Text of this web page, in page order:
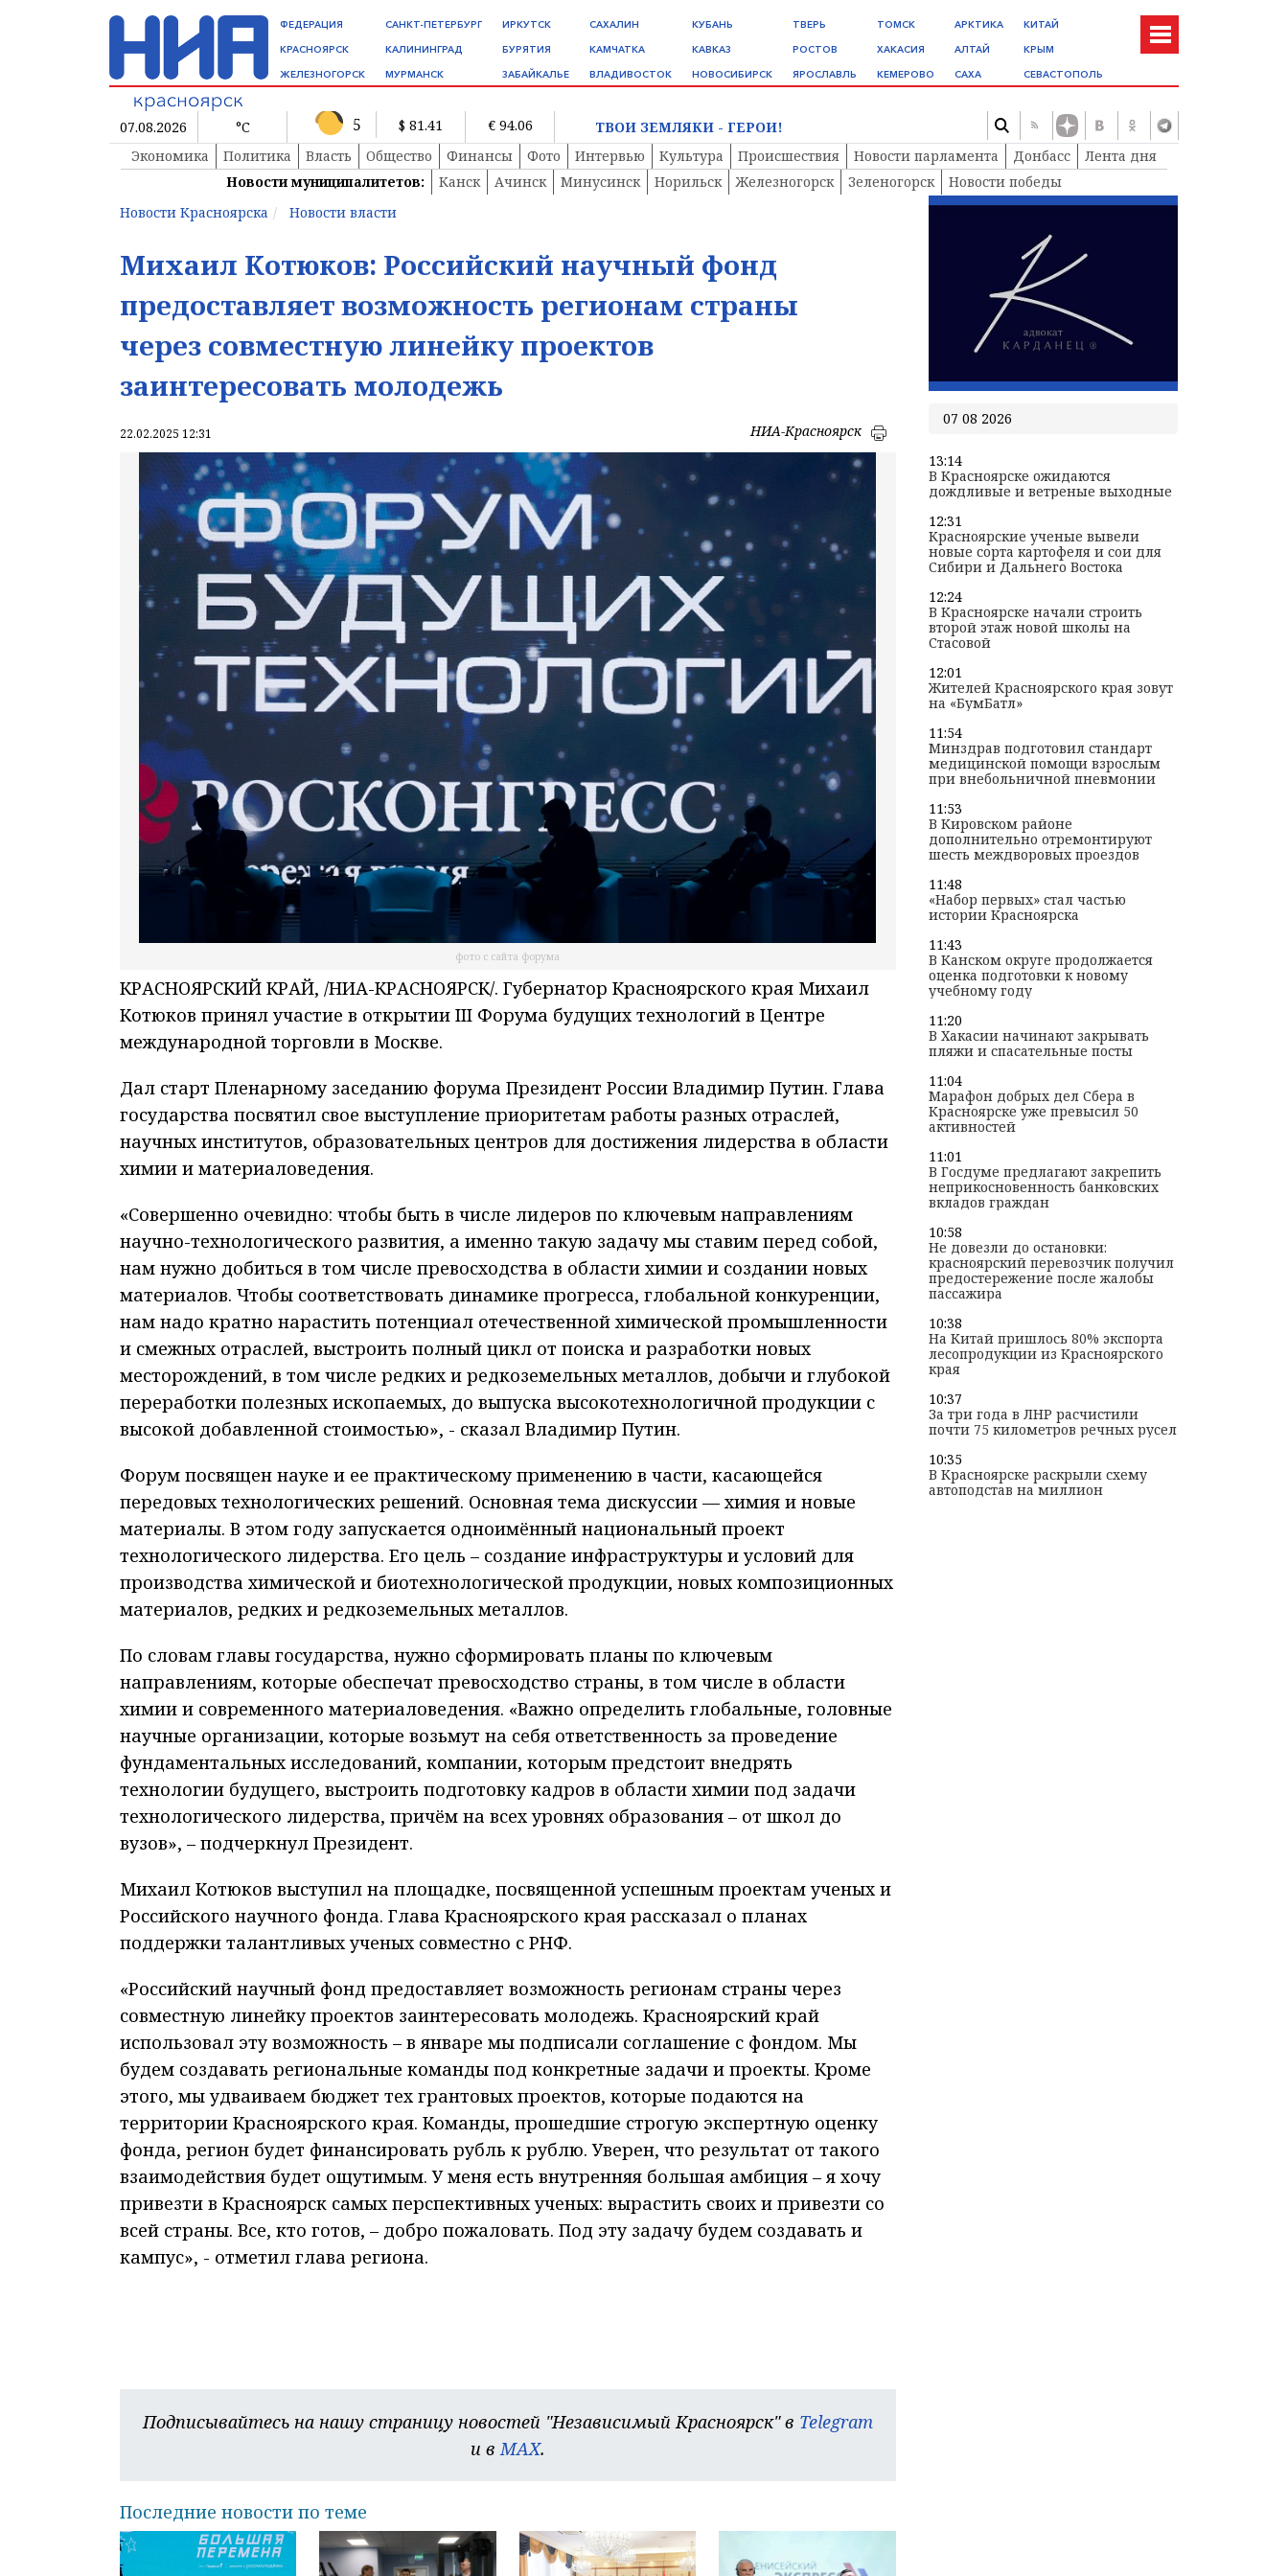
ФЕДЕРАЦИЯ
КРАСНОЯРСК
ЖЕЛЕЗНОГОРСК
САНКТ-ПЕТЕРБУРГ
КАЛИНИНГРАД
МУРМАНСК
ИРКУТСК
БУРЯТИЯ
ЗАБАЙКАЛЬЕ
САХАЛИН
КАМЧАТКА
ВЛАДИВОСТОК
КУБАНЬ
КАВКАЗ
НОВОСИБИРСК
ТВЕРЬ
РОСТОВ
ЯРОСЛАВЛЬ
ТОМСК
ХАКАСИЯ
КЕМЕРОВО
АРКТИКА
АЛТАЙ
САХА
КИТАЙ
КРЫМ
СЕВАСТОПОЛЬ
07.08.2026 °C 5 $ 81.41 € 94.06
ТВОИ ЗЕМЛЯКИ - ГЕРОИ!
Экономика
Политика Власть Общество Финансы Фото Интервью Культура Происшествия Новости парламента Донбасс
Лента дня
Новости муниципалитетов:
Канск Ачинск Минусинск Норильск Железногорск Зеленогорск
Новости победы
Новости Красноярска
Новости власти
Михаил Котюков: Российский научный фонд
предоставляет возможность регионам страны
через совместную линейку проектов
заинтересовать молодежь
22.02.2025 12:31 НИА-Красноярск
фото с сайта форума
КРАСНОЯРСКИЙ КРАЙ, /НИА-КРАСНОЯРСК/. Губернатор Красноярского края Михаил
Котюков принял участие в открытии III Форума будущих технологий в Центре
международной торговли в Москве.
Дал старт Пленарному заседанию форума Президент России Владимир Путин. Глава
государства посвятил свое выступление приоритетам работы разных отраслей,
научных институтов, образовательных центров для достижения лидерства в области
химии и материаловедения.
«Совершенно очевидно: чтобы быть в числе лидеров по ключевым направлениям
научно-технологического развития, а именно такую задачу мы ставим перед собой,
нам нужно добиться в том числе превосходства в области химии и создании новых
материалов. Чтобы соответствовать динамике прогресса, глобальной конкуренции,
нам надо кратно нарастить потенциал отечественной химической промышленности
и смежных отраслей, выстроить полный цикл от поиска и разработки новых
месторождений, в том числе редких и редкоземельных металлов, добычи и глубокой
переработки полезных ископаемых, до выпуска высокотехнологичной продукции с
высокой добавленной стоимостью», - сказал Владимир Путин.
Форум посвящен науке и ее практическому применению в части, касающейся
передовых технологических решений. Основная тема дискуссии — химия и новые
материалы. В этом году запускается одноимённый национальный проект
технологического лидерства. Его цель – создание инфраструктуры и условий для
производства химической и биотехнологической продукции, новых композиционных
материалов, редких и редкоземельных металлов.
По словам главы государства, нужно сформировать планы по ключевым
направлениям, которые обеспечат превосходство страны, в том числе в области
химии и современного материаловедения. «Важно определить глобальные, головные
научные организации, которые возьмут на себя ответственность за проведение
фундаментальных исследований, компании, которым предстоит внедрять
технологии будущего, выстроить подготовку кадров в области химии под задачи
технологического лидерства, причём на всех уровнях образования – от школ до
вузов», – подчеркнул Президент.
Михаил Котюков выступил на площадке, посвященной успешным проектам ученых и
Российского научного фонда. Глава Красноярского края рассказал о планах
поддержки талантливых ученых совместно с РНФ.
«Российский научный фонд предоставляет возможность регионам страны через
совместную линейку проектов заинтересовать молодежь. Красноярский край
использовал эту возможность – в январе мы подписали соглашение с фондом. Мы
будем создавать региональные команды под конкретные задачи и проекты. Кроме
этого, мы удваиваем бюджет тех грантовых проектов, которые подаются на
территории Красноярского края. Команды, прошедшие строгую экспертную оценку
фонда, регион будет финансировать рубль к рублю. Уверен, что результат от такого
взаимодействия будет ощутимым. У меня есть внутренняя большая амбиция – я хочу
привезти в Красноярск самых перспективных ученых: вырастить своих и привезти со
всей страны. Все, кто готов, – добро пожаловать. Под эту задачу будем создавать и
кампус», - отметил глава региона.
Подписывайтесь на нашу страницу новостей "Независимый Красноярск" в Telegram
и вMAX.
Последние новости по теме
07 08 2026
13:14
В Красноярске ожидаются
дождливые и ветреные выходные
12:31
Красноярские ученые вывели
новые сорта картофеля и сои для
Сибири и Дальнего Востока
12:24
В Красноярске начали строить
второй этаж новой школы на
Стасовой
12:01
Жителей Красноярского края зовут
на «БумБатл»
11:54
Минздрав подготовил стандарт
медицинской помощи взрослым
при внебольничной пневмонии
11:53
В Кировском районе
дополнительно отремонтируют
шесть междворовых проездов
11:48
«Набор первых» стал частью
истории Красноярска
11:43
В Канском округе продолжается
оценка подготовки к новому
учебному году
11:20
В Хакасии начинают закрывать
пляжи и спасательные посты
11:04
Марафон добрых дел Сбера в
Красноярске уже превысил 50
активностей
11:01
В Госдуме предлагают закрепить
неприкосновенность банковских
вкладов граждан
10:58
Не довезли до остановки:
красноярский перевозчик получил
предостережение после жалобы
пассажира
10:38
На Китай пришлось 80% экспорта
лесопродукции из Красноярского
края
10:37
За три года в ЛНР расчистили
почти 75 километров речных русел
10:35
В Красноярске раскрыли схему
автоподстав на миллион